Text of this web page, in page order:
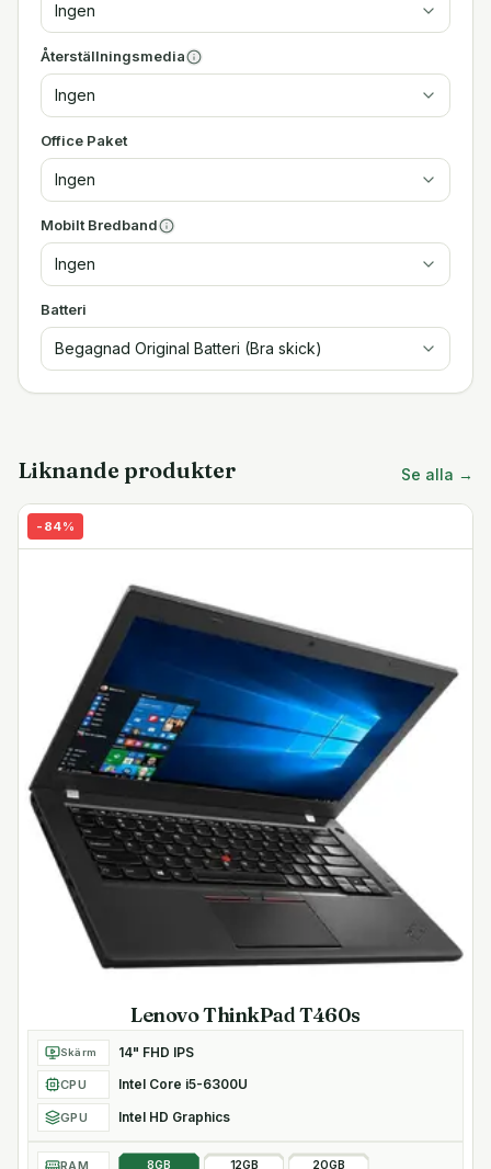
Ingen
Återställningsmedia
Ingen
Office Paket
Ingen
Mobilt Bredband
Ingen
Batteri
Begagnad Original Batteri (Bra skick)
Liknande produkter Se alla →
- 84%
Lenovo ThinkPad T460s
Skärm 14" FHD IPS
CPU Intel Core i5-6300U
GPU Intel HD Graphics
8GB 12GB 20GB